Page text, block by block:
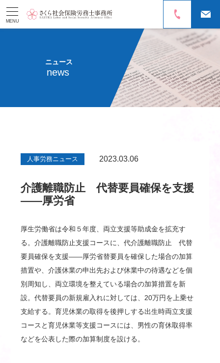
MENU
ニュース
news
人事労務ニュース 2023.03.06
介護離職防止 代替要員確保を支援
――厚労省
厚生労働省は令和５年度、両立支援等助成金を拡充す
る。介護離職防止支援コースに、代介護離職防止 代替
要員確保を支援――厚労省替要員を確保した場合の加算
措置や、介護休業の申出先および休業中の待遇などを個
別周知し、両立環境を整えている場合の加算措置を新
設。代替要員の新規雇入れに対しては、20万円を上乗せ
支給する。育児休業の取得を後押しする出生時両立支援
コースと育児休業等支援コースには、男性の育休取得率
などを公表した際の加算制度を設ける。